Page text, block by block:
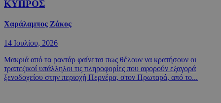
ΚΥΠΡΟΣ
Χαράλαμπος Ζάκος
14 Ιουλίου, 2026
Μακριά από τα ραντάρ φαίνεται πως θέλουν να κρατήσουν οι
τραπεζικοί υπάλληλοι τις πληροφορίες που αφορούν εξαγορά
ξενοδοχείου στην περιοχή Περνέρα, στον Πρωταρά, από το...